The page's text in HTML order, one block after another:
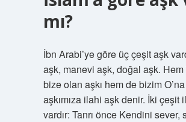
mı?
İbn Arabi’ye göre üç çeşit aşk
aşk, manevi aşk, doğal aşk. Hem
bize olan aşkı hem de bizim
aşkımıza ilahi aşk denir. İki çeşit
vardır: Tanrı önce Kendini sever,